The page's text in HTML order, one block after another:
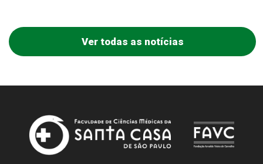
Ver todas as notícias